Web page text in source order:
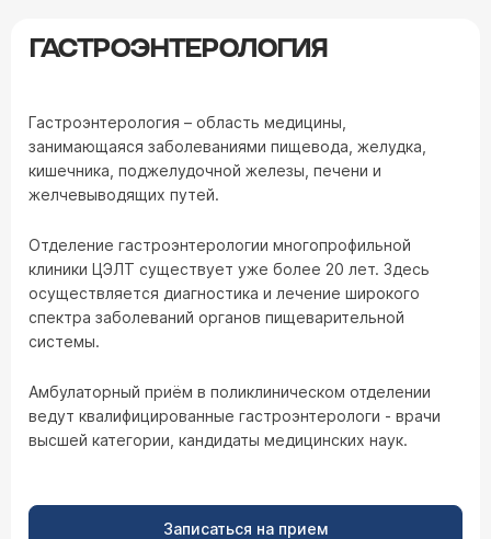
ГАСТРОЭНТЕРОЛОГИЯ
Гастроэнтерология – область медицины,
занимающаяся заболеваниями пищевода, желудка,
кишечника, поджелудочной железы, печени и
желчевыводящих путей.
Отделение гастроэнтерологии многопрофильной
клиники ЦЭЛТ существует уже более 20 лет. Здесь
осуществляется диагностика и лечение широкого
спектра заболеваний органов пищеварительной
системы.
Амбулаторный приём в поликлиническом отделении
ведут квалифицированные гастроэнтерологи - врачи
высшей категории, кандидаты медицинских наук.
Записаться на прием